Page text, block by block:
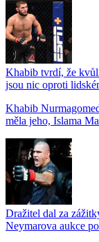
Khabib tvrdí, že
jsou nic oproti
Khabib
měla jeho, Islama
Dražitel dal za
Neymarova aukce